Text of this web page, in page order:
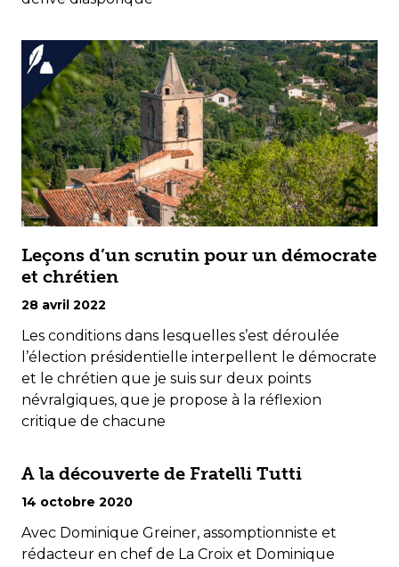
Leçons d’un scrutin pour un démocrate
et chrétien
28 avril 2022
Les conditions dans lesquelles s’est déroulée
l’élection présidentielle interpellent le démocrate
et le chrétien que je suis sur deux points
névralgiques, que je propose à la réflexion
critique de chacune
A la découverte de Fratelli Tutti
14 octobre 2020
Avec Dominique Greiner, assomptionniste et
rédacteur en chef de La Croix et Dominique